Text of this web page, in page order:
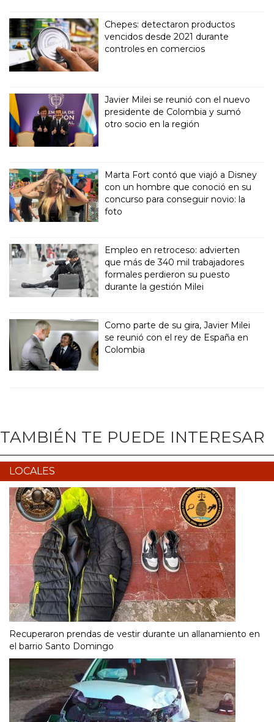
Chepes: detectaron productos
vencidos desde 2021 durante
controles en comercios
Javier Milei se reunió con el nuevo
presidente de Colombia y sumó
otro socio en la región
Marta Fort contó que viajó a Disney
con un hombre que conoció en su
concurso para conseguir novio: la
foto
Empleo en retroceso: advierten
que más de 340 mil trabajadores
formales perdieron su puesto
durante la gestión Milei
Como parte de su gira, Javier Milei
se reunió con el rey de España en
Colombia
TAMBIÉN TE PUEDE INTERESAR
LOCALES
Recuperaron prendas de vestir durante un allanamiento en
el barrio Santo Domingo